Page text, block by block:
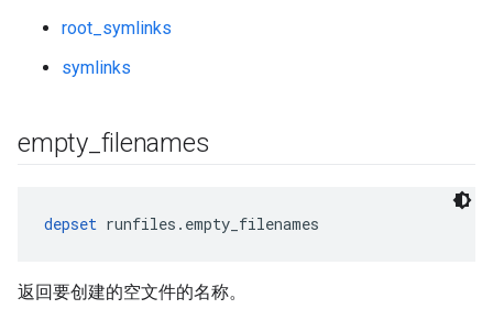
root_symlinks
symlinks
empty_ filenames
depset runfiles.empty_filenames
返回要创建的空文件的名称。